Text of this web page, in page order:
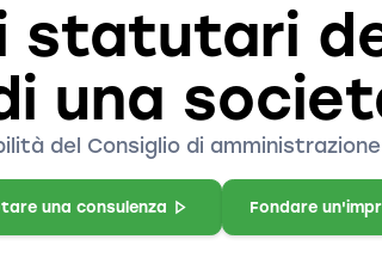
statutari
una
del Consiglio di
una consulenza Fondare